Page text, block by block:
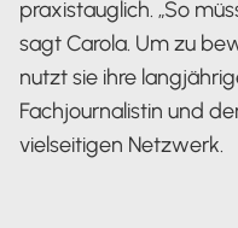
praxistauglich. „So
sagt Carola. Um zu
nutzt sie ihre
Fachjournalistin und
vielseitigen Netzwerk.